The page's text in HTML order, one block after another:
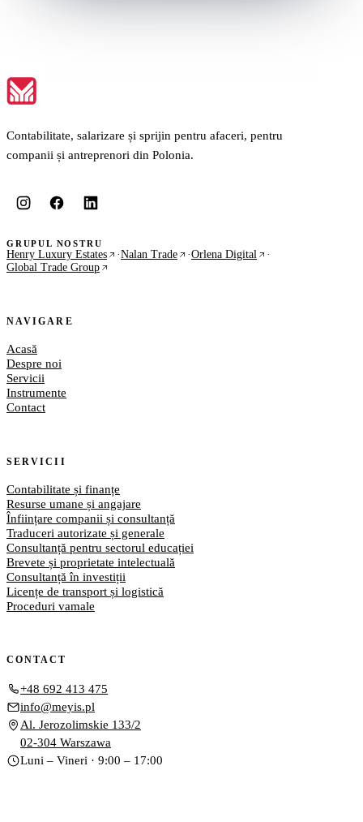
Contabilitate, salarizare și sprijin pentru afaceri, pentru
companii și antreprenori din Polonia.
GRUPUL NOSTRU
Henry Luxury Estates ·Nalan Trade ·Orlena Digital
·
Global Trade Group
NAVIGARE
Acasă
Despre noi
Servicii
Instrumente
Contact
SERVICII
Contabilitate și finanțe
Resurse umane și angajare
Înființare companii și consultanță
Traduceri autorizate și generale
Consultanță pentru sectorul educației
Brevete și proprietate intelectuală
Consultanță în investiții
Licențe de transport și logistică
Proceduri vamale
CONTACT
+48 692 413 475
info@meyis.pl
Al. Jerozolimskie 133/2
02-304 Warszawa
Luni – Vineri · 9:00 – 17:00